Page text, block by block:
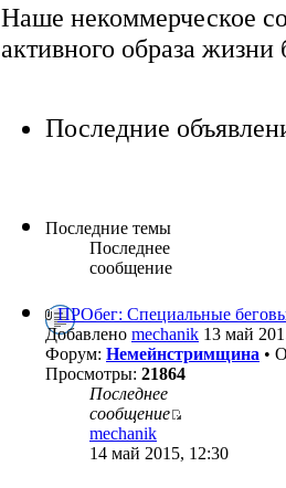
Наше некоммерческое
активного образа жизни
Последние
Последние темы
Последнее
сообщение
ПРОбег: Специальные
Добавлено mechanik 13 май
Форум: Немейнстримщина •
Просмотры: 21864
Последнее
сообщение
mechanik
14 май 2015, 12:30